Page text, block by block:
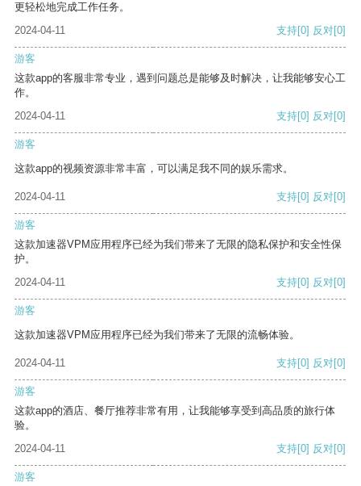
更轻松地完成工作任务。
2024-04-11
支持[0] 反对[0]
游客
这款app的客服非常专业，遇到问题总是能够及时解决，让我能够安心工
作。
2024-04-11
支持[0] 反对[0]
游客
这款app的视频资源非常丰富，可以满足我不同的娱乐需求。
2024-04-11 支持[0] 反对[0]
游客
这款加速器VPM应用程序已经为我们带来了无限的隐私保护和安全性保
护。
2024-04-11
支持[0] 反对[0]
游客
这款加速器VPM应用程序已经为我们带来了无限的流畅体验。
2024-04-11 支持[0] 反对[0]
游客
这款app的酒店、餐厅推荐非常有用，让我能够享受到高品质的旅行体
验。
2024-04-11
支持[0] 反对[0]
游客